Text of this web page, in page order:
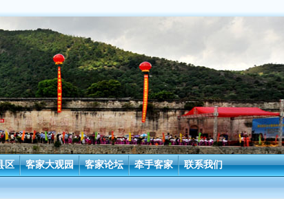
区 客家大观园 客家论坛 牵手客家 联系我们